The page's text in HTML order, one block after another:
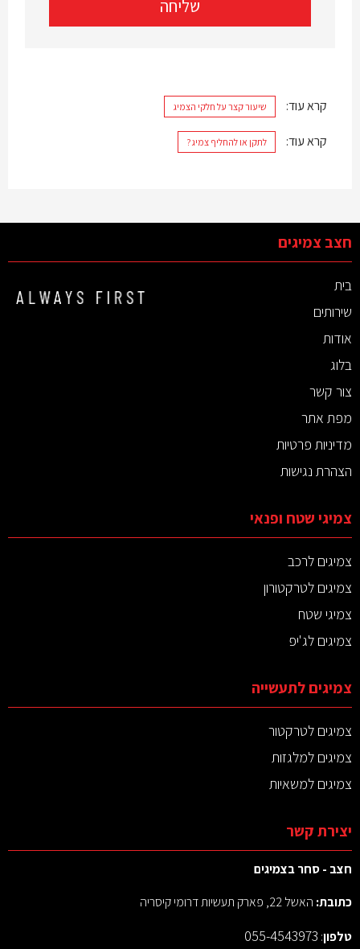
קרא עוד: שיעור קצר על חלקי הצמיג
קרא עוד: לתקן או להחליף צמיג?
חצב צמיגים
בית
שירותים
אודות
בלוג
צור קשר
מפת אתר
מדיניות פרטיות
הצהרת נגישות
צמיגי שטח ופנאי
צמיגים לרכב
צמיגים לטרקטורון
צמיגי שטח
צמיגים לג'יפ
צמיגים לתעשייה
צמיגים לטרקטור
צמיגים למלגזות
צמיגים למשאיות
יצירת קשר
חצב - סחר בצמיגים
כתובת: האשל 22, פארק תעשיות דרומי קיסריה
טלפון:
055-4543973